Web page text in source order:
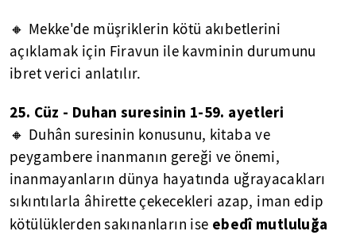
🔸 Mekke'de müşriklerin kötü akıbetlerini
açıklamak için Firavun ile kavminin durumunu
ibret verici anlatılır.
25. Cüz - Duhan suresinin 1-59. ayetleri
🔸 Duhân suresinin konusunu, kitaba ve
peygambere inanmanın gereği ve önemi,
inanmayanların dünya hayatında uğrayacakları
sıkıntılarla âhirette çekecekleri azap, iman edip
kötülüklerden sakınanların ise ebedî mutluluğa